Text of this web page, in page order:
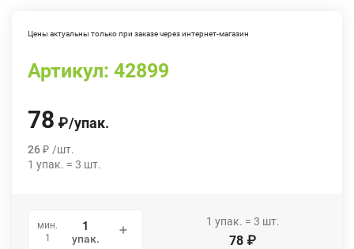
Цены актуальны только при заказе через интернет-магазин
Артикул: 42899
78 ₽/упак.
26₽ /шт.
1 упак. = 3 шт.
мин.
1
упак.
1 упак. = 3 шт.
78 ₽